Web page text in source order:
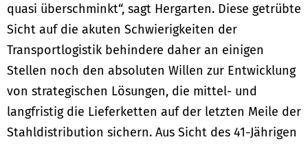
quasi überschminkt“, sagt Hergarten. Diese getrübte
Sicht auf die akuten Schwierigkeiten der
Transportlogistik behindere daher an einigen
Stellen noch den absoluten Willen zur Entwicklung
von strategischen Lösungen, die mittel- und
langfristig die Lieferketten auf der letzten Meile der
Stahldistribution sichern. Aus Sicht des 41-Jährigen